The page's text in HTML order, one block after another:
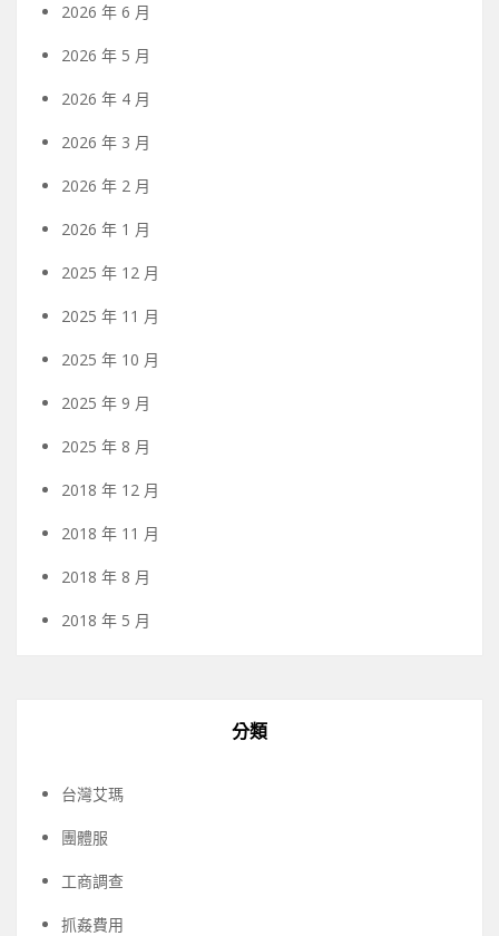
2026 年 6 月
2026 年 5 月
2026 年 4 月
2026 年 3 月
2026 年 2 月
2026 年 1 月
2025 年 12 月
2025 年 11 月
2025 年 10 月
2025 年 9 月
2025 年 8 月
2018 年 12 月
2018 年 11 月
2018 年 8 月
2018 年 5 月
分類
台灣艾瑪
團體服
工商調查
抓姦費用